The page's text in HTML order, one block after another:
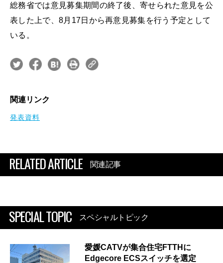
総務省では意見募集期間の終了後、寄せられた意見を公
表した上で、8月17日から再意見募集を行う予定として
いる。
関連リンク
発表資料
RELATED ARTICLE 関連記事
SPECIAL TOPIC スペシャルトピック
愛媛CATVが集合住宅FTTHに
Edgecore ECSスイッチを選定